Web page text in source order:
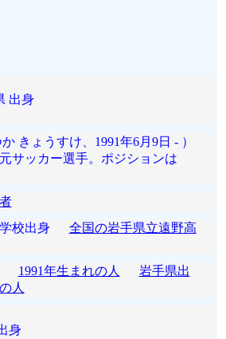
出身
きょうすけ、1991年6月9日 - ）
サッカー選手。ポジションは
学校出身 全国の岩手県立遠野高
1991年生まれの人
岩手県出
人
身